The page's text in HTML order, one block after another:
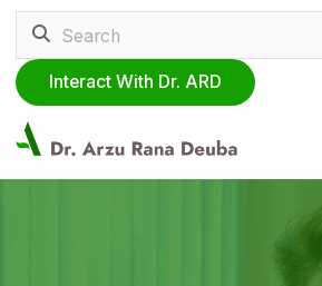
Interact With Dr. ARD